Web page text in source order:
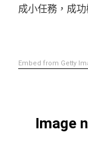
成小任務，成
Embed from Getty